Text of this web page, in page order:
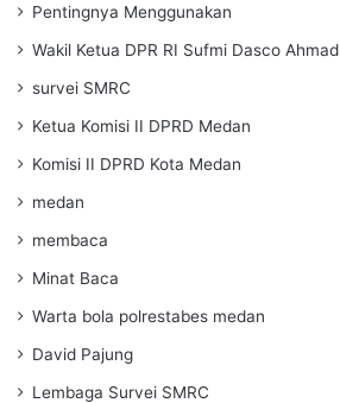
Pentingnya Menggunakan
Wakil Ketua DPR RI Sufmi Dasco Ahmad
survei SMRC
Ketua Komisi II DPRD Medan
Komisi II DPRD Kota Medan
medan
membaca
Minat Baca
Warta bola polrestabes medan
David Pajung
Lembaga Survei SMRC